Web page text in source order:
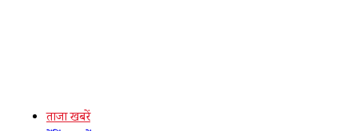
ताजा खबरें